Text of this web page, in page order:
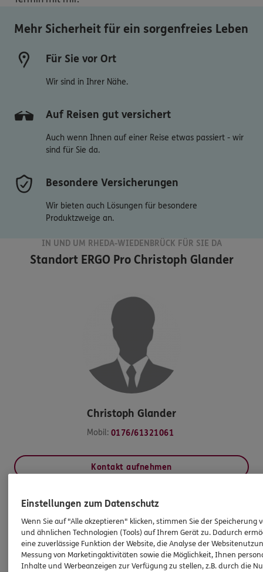
Mehr Sicherheit für ein sorgenfreies Leben
Für Sie vor Ort
Wir sind in Ihrer Nähe.
Auf Reisen gut versichert
Auch wenn Ihnen auf einer Reise etwas passiert - wir
sind für Sie da.
Besondere Versicherungen
Wir bieten auch Lösungen für besondere
Produktzweige an.
IN UND UM RHEDA-WIEDENBRÜCK FÜR SIE DA
StandortERGO Pro Christoph Glander
Christoph Glander
Mobil: 0176/61321061
Kontakt aufnehmen
Wichtiges aus dem Vermittlerrecht
Ich bin verpflichtet, Ihnen Auskünfte zu meiner
Einstellungen zum Datenschutz
Wenn Sie auf "Alle akzeptieren" klicken, stimmen Sie der Speicherung
und ähnlichen Technologien (Tools) auf Ihrem Gerät zu. Dadurch
eine zuverlässige Funktion der Website, die Analyse der
Messung von Marketingaktivitäten sowie die Möglichkeit, Ihnen
Inhalte und Werbeanzeigen zur Verfügung zu stellen, z.B. durch die